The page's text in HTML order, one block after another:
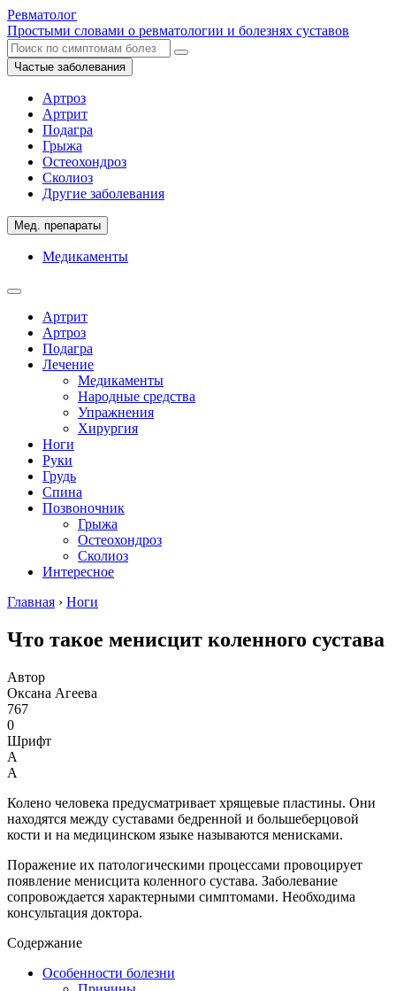
Ревматолог
Простыми словами о ревматологии и болезнях суставов
Частые заболевания
Артроз
Артрит
Подагра
Грыжа
Остеохондроз
Сколиоз
Другие заболевания
Мед. препараты
Медикаменты
Артрит
Артроз
Подагра
Лечение
Медикаменты
Народные средства
Упражнения
Хирургия
Ноги
Руки
Грудь
Спина
Позвоночник
Грыжа
Остеохондроз
Сколиоз
Интересное
Главная › Ноги
Что такое менисцит коленного сустава
Автор
Оксана Агеева
767
0
Шрифт
А
А
Колено человека предусматривает хрящевые пластины. Они
находятся между суставами бедренной и большеберцовой
кости и на медицинском языке называются менисками.
Поражение их патологическими процессами провоцирует
появление менисцита коленного сустава. Заболевание
сопровождается характерными симптомами. Необходима
консультация доктора.
Содержание
Особенности болезни